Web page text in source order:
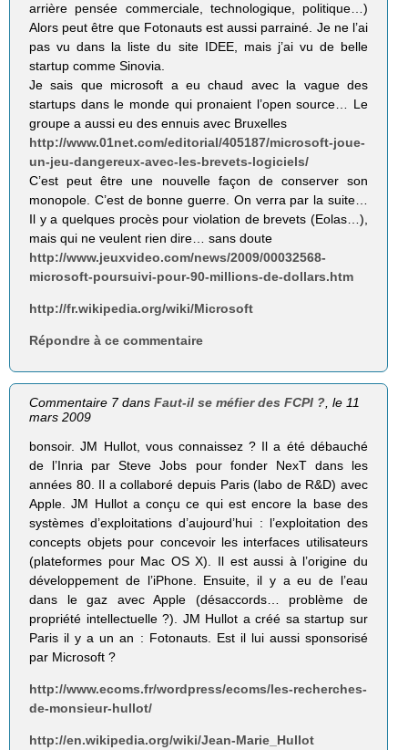
arrière pensée commerciale, technologique, politique…)
Alors peut être que Fotonauts est aussi parrainé. Je ne l’ai
pas vu dans la liste du site IDEE, mais j’ai vu de belle
startup comme Sinovia.
Je sais que microsoft a eu chaud avec la vague des
startups dans le monde qui pronaient l’open source… Le
groupe a aussi eu des ennuis avec Bruxelles
http://www.01net.com/editorial/405187/microsoft-joue-
un-jeu-dangereux-avec-les-brevets-logiciels/
C’est peut être une nouvelle façon de conserver son
monopole. C’est de bonne guerre. On verra par la suite…
Il y a quelques procès pour violation de brevets (Eolas…),
mais qui ne veulent rien dire… sans doute
http://www.jeuxvideo.com/news/2009/00032568-
microsoft-poursuivi-pour-90-millions-de-dollars.htm
http://fr.wikipedia.org/wiki/Microsoft
Répondre à ce commentaire
Commentaire 7 dansFaut-il se méfier des FCPI ? , le 11
mars 2009
bonsoir. JM Hullot, vous connaissez ? Il a été débauché
de l’Inria par Steve Jobs pour fonder NexT dans les
années 80. Il a collaboré depuis Paris (labo de R&D) avec
Apple. JM Hullot a conçu ce qui est encore la base des
systèmes d’exploitations d’aujourd’hui : l’exploitation des
concepts objets pour concevoir les interfaces utilisateurs
(plateformes pour Mac OS X). Il est aussi à l’origine du
développement de l’iPhone. Ensuite, il y a eu de l’eau
dans le gaz avec Apple (désaccords… problème de
propriété intellectuelle ?). JM Hullot a créé sa startup sur
Paris il y a un an : Fotonauts. Est il lui aussi sponsorisé
par Microsoft ?
http://www.ecoms.fr/wordpress/ecoms/les-recherches-
de-monsieur-hullot/
http://en.wikipedia.org/wiki/Jean-Marie_Hullot